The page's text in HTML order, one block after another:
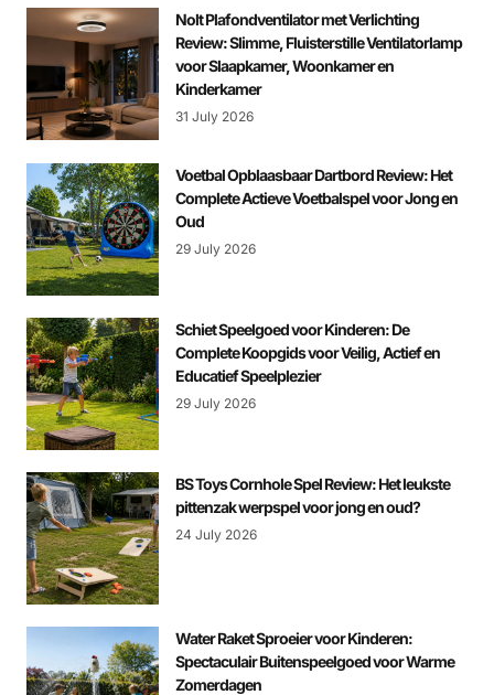
Nolt Plafondventilator met Verlichting
Review: Slimme, Fluisterstille Ventilatorlamp
voor Slaapkamer, Woonkamer en
Kinderkamer
31 July 2026
Voetbal Opblaasbaar Dartbord Review: Het
Complete Actieve Voetbalspel voor Jong en
Oud
29 July 2026
Schiet Speelgoed voor Kinderen: De
Complete Koopgids voor Veilig, Actief en
Educatief Speelplezier
29 July 2026
BS Toys Cornhole Spel Review: Het leukste
pittenzak werpspel voor jong en oud?
24 July 2026
Water Raket Sproeier voor Kinderen:
Spectaculair Buitenspeelgoed voor Warme
Zomerdagen